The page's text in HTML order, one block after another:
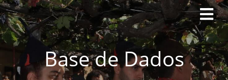
Base de Dados